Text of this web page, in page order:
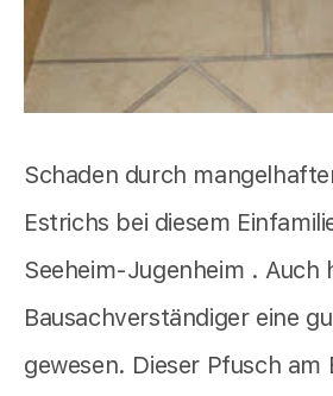
Schaden durch
Estrichs bei diesem
Seeheim-Jugenheim . Auch
Bausachverständiger eine
gewesen. Dieser Pfusch am